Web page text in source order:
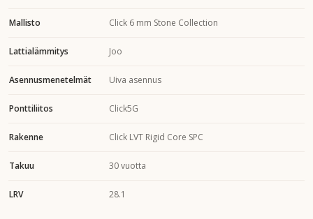
Mallisto Click 6 mm Stone Collection
Lattialämmitys Joo
Asennusmenetelmät Uiva asennus
Ponttiliitos Click5G
Rakenne Click LVT Rigid Core SPC
Takuu 30 vuotta
LRV 28.1